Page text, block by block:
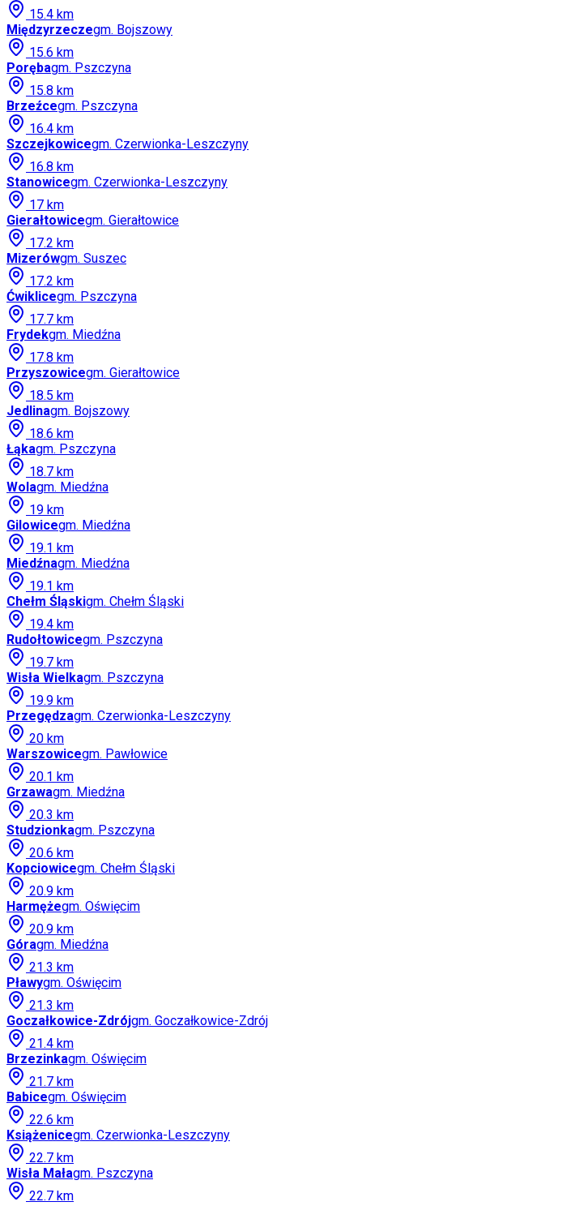
15.4 km
Międzyrzeczegm. Bojszowy
15.6 km
Porębagm. Pszczyna
15.8 km
Brzeźcegm. Pszczyna
16.4 km
Szczejkowicegm. Czerwionka-Leszczyny
16.8 km
Stanowicegm. Czerwionka-Leszczyny
17 km
Gierałtowicegm. Gierałtowice
17.2 km
Mizerówgm. Suszec
17.2 km
Ćwiklicegm. Pszczyna
17.7 km
Frydekgm. Miedźna
17.8 km
Przyszowicegm. Gierałtowice
18.5 km
Jedlinagm. Bojszowy
18.6 km
Łąkagm. Pszczyna
18.7 km
Wolagm. Miedźna
19 km
Gilowicegm. Miedźna
19.1 km
Miedźnagm. Miedźna
19.1 km
Chełm Śląskigm. Chełm Śląski
19.4 km
Rudołtowicegm. Pszczyna
19.7 km
Wisła Wielkagm. Pszczyna
19.9 km
Przegędzagm. Czerwionka-Leszczyny
20 km
Warszowicegm. Pawłowice
20.1 km
Grzawagm. Miedźna
20.3 km
Studzionkagm. Pszczyna
20.6 km
Kopciowicegm. Chełm Śląski
20.9 km
Harmężegm. Oświęcim
20.9 km
Góragm. Miedźna
21.3 km
Pławygm. Oświęcim
21.3 km
Goczałkowice-Zdrójgm. Goczałkowice-Zdrój
21.4 km
Brzezinkagm. Oświęcim
21.7 km
Babicegm. Oświęcim
22.6 km
Książenicegm. Czerwionka-Leszczyny
22.7 km
Wisła Małagm. Pszczyna
22.7 km